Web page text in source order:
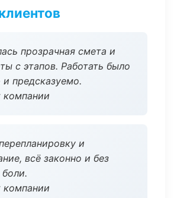
прозрачная смета и
с этапов. Работать было
и предсказуемо.
и
всё законно и без